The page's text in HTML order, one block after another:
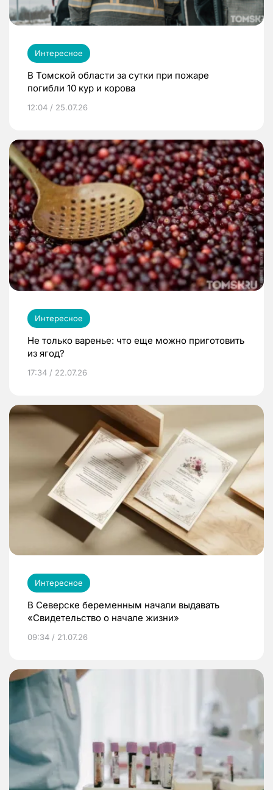
Интересное
В Томской области за сутки при пожаре
погибли 10 кур и корова
12:04 / 25.07.26
Интересное
Не только варенье: что еще можно приготовить
из ягод?
17:34 / 22.07.26
Интересное
В Северске беременным начали выдавать
«Свидетельство о начале жизни»
09:34 / 21.07.26